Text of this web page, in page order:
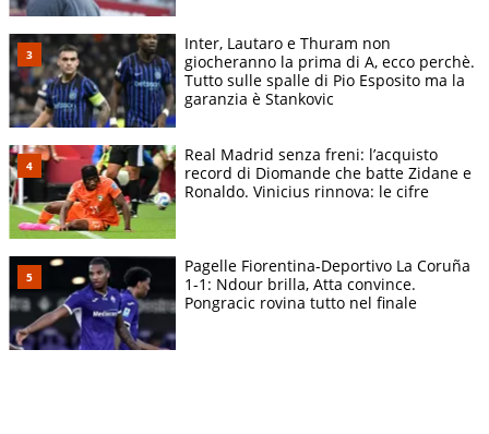
Inter, Lautaro e Thuram non
giocheranno la prima di A, ecco perchè.
Tutto sulle spalle di Pio Esposito ma la
garanzia è Stankovic
Real Madrid senza freni: l’acquisto
record di Diomande che batte Zidane e
Ronaldo. Vinicius rinnova: le cifre
Pagelle Fiorentina-Deportivo La Coruña
1-1: Ndour brilla, Atta convince.
Pongracic rovina tutto nel finale